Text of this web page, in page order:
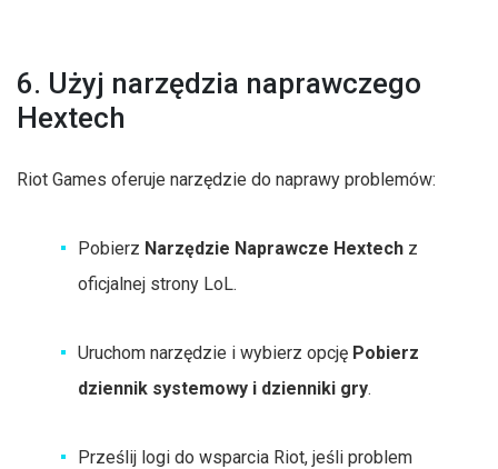
6. Użyj narzędzia naprawczego
Hextech
Riot Games oferuje narzędzie do naprawy problemów:
Pobierz Narzędzie Naprawcze Hextech z
oficjalnej strony LoL.
Uruchom narzędzie i wybierz opcję Pobierz
dziennik systemowy i dzienniki gry.
Prześlij logi do wsparcia Riot, jeśli problem